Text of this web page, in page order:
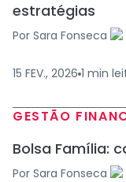
estratégias
Por Sara Fonseca
15 FEV., 2026 1 min
GESTÃO
Bolsa Família:
Por Sara Fonseca